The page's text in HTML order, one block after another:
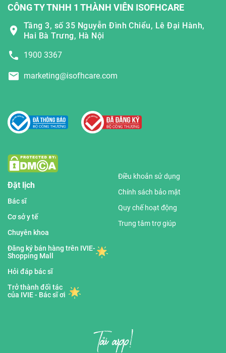
CÔNG TY TNHH 1 THÀNH VIÊN ISOFHCARE
Tầng 3, số 35 Nguyễn Đình Chiểu, Lê Đại Hành,
Hai Bà Trưng, Hà Nội
1900 3367
marketing@isofhcare.com
Đặt lịch
Bác sĩ
Cơ sở y tế
Chuyên khoa
Đăng ký bán hàng trên IVIE-
Shopping Mall
Hỏi đáp bác sĩ
Trở thành đối tác
của IVIE - Bác sĩ ơi
Điều khoản sử dụng
Chính sách bảo mật
Quy chế hoạt động
Trung tâm trợ giúp